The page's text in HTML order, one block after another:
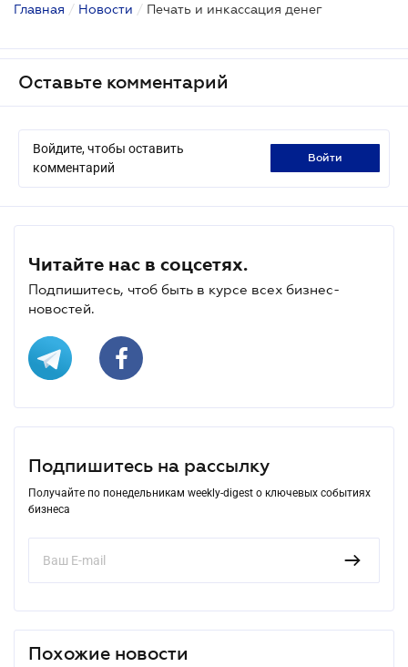
Главная / Новости / Печать и инкассация денег
Оставьте комментарий
Войдите, чтобы оставить
комментарий
войти
Читайте нас в соцсетях.
Подпишитесь, чтоб быть в курсе всех бизнес-
новостей.
Подпишитесь на рассылку
Получайте по понедельникам weekly-digest о ключевых событиях
бизнеса
Похожие новости